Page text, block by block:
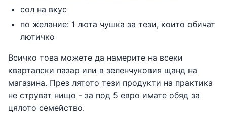
сол на вкус
по желание: 1 люта чушка за тези, които обичат
лютичко
Всичко това можете да намерите на всеки
кварталски пазар или в зеленчуковия щанд на
магазина. През лятото тези продукти на практика
не струват нищо - за под 5 евро имате обяд за
цялото семейство.